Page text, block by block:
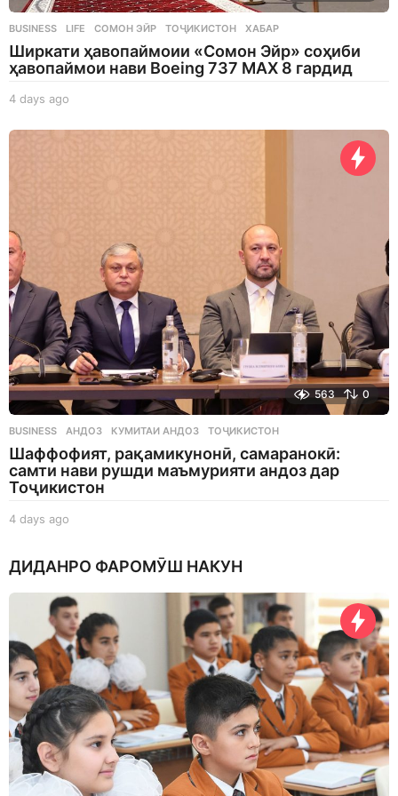
BUSINESS ,LIFE СОМОН ЭЙР ,ТОҶИКИСТОН ,ХАБАР
Ширкати ҳавопаймоии «Сомон Эйр» соҳиби
ҳавопаймои нави Boeing 737 MAX 8 гардид
4 days ago
a
563 0
BUSINESS АНДОЗ ,КУМИТАИ АНДОЗ ,ТОҶИКИСТОН
Шаффофият, рақамикунонӣ, самаранокӣ:
самти нави рушди маъмурияти андоз дар
Тоҷикистон
4 days ago
y
a
g
o
ДИДАНРО ФАРОМӮШ НАКУН